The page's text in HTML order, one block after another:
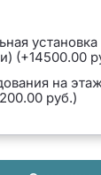
(+14500.00
на
руб.)